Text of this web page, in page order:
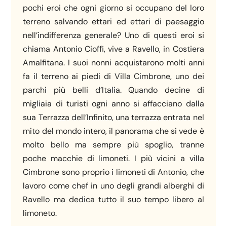
pochi eroi che ogni giorno si occupano del loro
terreno salvando ettari ed ettari di paesaggio
nell’indifferenza generale? Uno di questi eroi si
chiama Antonio Cioffi, vive a Ravello, in Costiera
Amalfitana. I suoi nonni acquistarono molti anni
fa il terreno ai piedi di Villa Cimbrone, uno dei
parchi più belli d’Italia. Quando decine di
migliaia di turisti ogni anno si affacciano dalla
sua Terrazza dell’Infinito, una terrazza entrata nel
mito del mondo intero, il panorama che si vede è
molto bello ma sempre più spoglio, tranne
poche macchie di limoneti. I più vicini a villa
Cimbrone sono proprio i limoneti di Antonio, che
lavoro come chef in uno degli grandi alberghi di
Ravello ma dedica tutto il suo tempo libero al
limoneto.